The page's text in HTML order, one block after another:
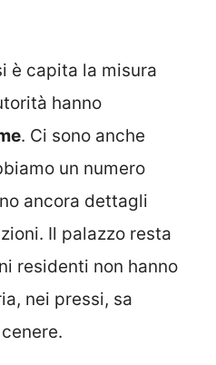
è capita la misura
hanno
. Ci sono anche
un numero
ancora dettagli
Il palazzo resta
residenti non hanno
nei pressi, sa